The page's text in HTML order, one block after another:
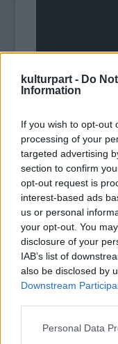
kulturpart - Do
Information
If you wish to opt-out
processing of your
targeted advertising
section to confirm
opt-out request is
interest-based ads
us or personal
your opt-out. You
disclosure of your
IAB’s list of
also be disclosed by
Downstream
Please note that this
Personal Data
„Valaki
dobozban,
Számára
halott, amíg ki
fordítva.
biztos, hogy
lép színpadra
velük hat